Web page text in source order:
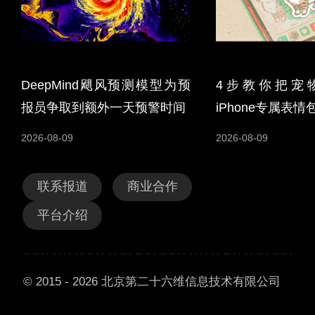
DeepMind飓风预测模型为预
报员争取到额外一天预警时间
2026-08-09
4步教你把宠
iPhone专属表情
2026-08-09
联系报道 商业合作
平台介绍
© 2015 - 2026 北京第二十六维信息技术有限公司